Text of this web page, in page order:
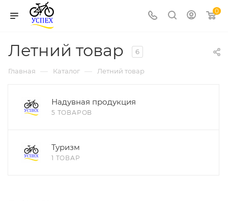
0
Летний товар 6
Главная — Каталог — Летний товар
Надувная продукция
5 ТОВАРОВ
Туризм
1 ТОВАР